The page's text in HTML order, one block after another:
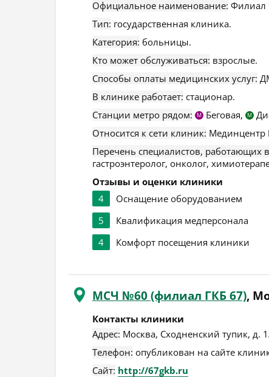
Официальное наименование: Филиал
Тип: государственная клиника.
Категория: больницы.
Кто может обслуживаться: взрослые.
Способы оплаты медицинских услуг:
В клинике работает: стационар.
Станции метро рядом:
М Беговая, М
Относится к сети клиник: Мединцентр
Перечень специалистов, работающих
гастроэнтеролог, онколог,
Отзывы и оценки клиники
4
Оснащение оборудованием
5
Квалификация медперсонала
4
Комфорт посещения клиники
МСЧ №60 (филиал ГКБ 67),
Контакты клиники
Адрес: Москва, Сходненский тупик, д.
Телефон: опубликован на сайте
Сайт: http://67gkb.ru